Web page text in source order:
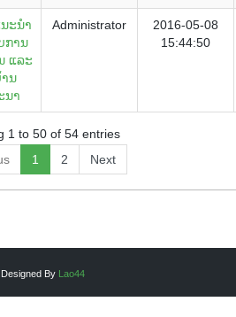
ະນຳ
ການ
ແລະ
ນ
ນາ
Administrator
2016-05-08
15:44:50
1 to 50 of 54 entries
1 2 Next
By Lao44